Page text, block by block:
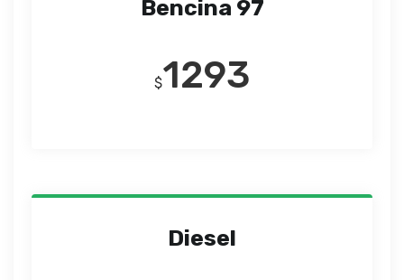
Bencina 97
$1293
Diesel